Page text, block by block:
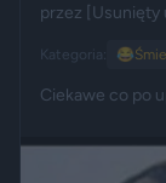
przez
Kategoria: 😂
Ciekawe co po